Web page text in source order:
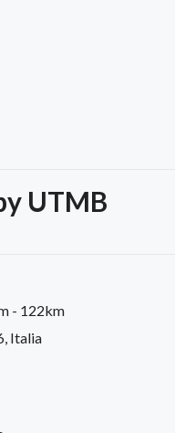
UTMB
- 122km
Italia